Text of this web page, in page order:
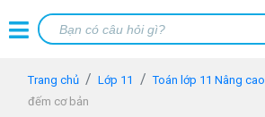
Trang chủ Lớp 11 Toán lớp 11 Nâng cao
đếm cơ bản